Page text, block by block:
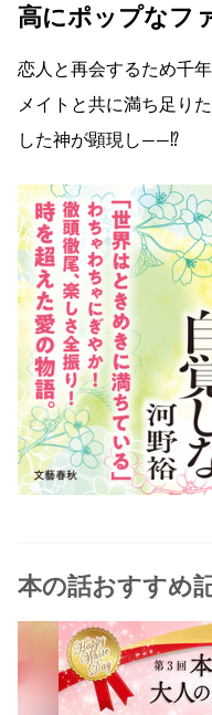
高にポップなフ
恋人と再会するため千
メイトと共に満ち足り
した神が顕現し――⁉
本の話おすすめ